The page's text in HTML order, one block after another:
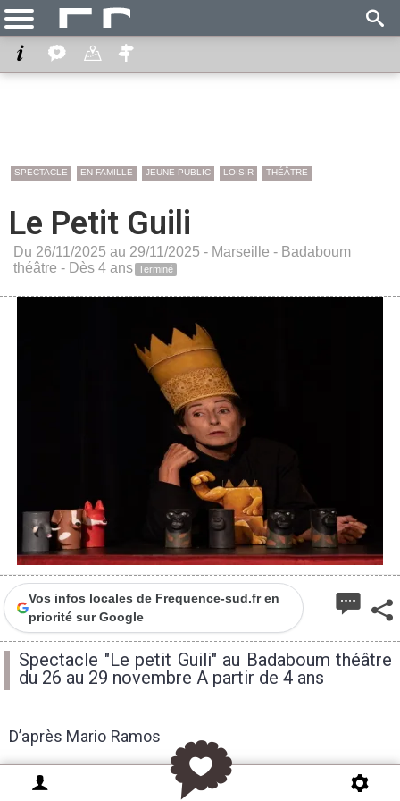
SPECTACLE EN FAMILLE JEUNE PUBLIC LOISIR THÉÂTRE
Le Petit Guili
Du 26/11/2025 au 29/11/2025 - Marseille - Badaboum
théâtre - Dès 4 ans Terminé
Vos infos locales de Frequence-sud.fr en
priorité sur Google
Spectacle "Le petit Guili" au Badaboum théâtre
du 26 au 29 novembre A partir de 4 ans
D’après Mario Ramos
Petit, Léon, le lion, avait fait de grandes